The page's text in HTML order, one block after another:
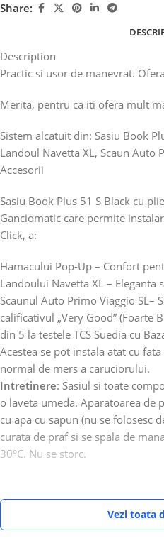
Share:
Description
Practic si usor de manevrat.
Merita, pentru ca iti ofera mult
Sistem alcatuit din: Sasiu Book
Landoul Navetta XL, Scaun Auto
Accesorii
Sasiu Book Plus 51 S Black cu
Ganciomatic care permite
Click, a:
Hamacului Pop-Up – Confort
Landoului Navetta XL –
Scaunul Auto Primo Viaggio SL–
calificativul „Very Good” (Foarte
din 5 la testele TCS Suedia cu
Acestea se pot instala atat cu
normal de mers a caruciorului.
Intretinere: Sasiul si toate
o laveta umeda. Aparatoarea de
cu apa cu sapun (nu se folosesc
curata de praf si se spala de
30°C. Nu se storc.
Sasiu Book Plus 51 S Black
Vezi toata